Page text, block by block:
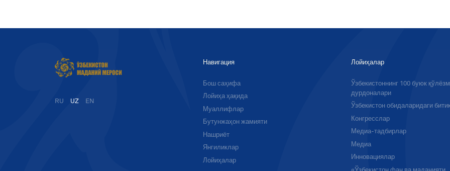
RU UZ EN
Навигация
Бош саҳифа
Лойиҳа ҳақида
Муаллифлар
Бутунжаҳон жамияти
Нашриёт
Янгиликлар
Лойиҳалар
Лойиҳалар
Ўзбекистоннинг 100 буюк
дурдоналари
Ўзбекистон обидаларидаги
Конгресслар
Медиа-тадбирлар
Медиа
Инновациялар